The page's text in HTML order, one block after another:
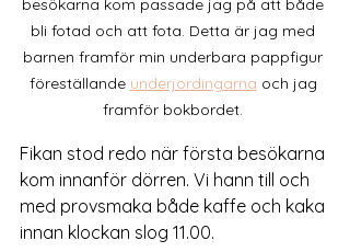
besökarna kom passade jag på att både
bli fotad och att fota. Detta är jag med
barnen framför min underbara pappfigur
föreställande underjordingarna och jag
framför bokbordet.
Fikan stod redo när första besökarna
kom innanför dörren. Vi hann till och
med provsmaka både kaffe och kaka
innan klockan slog 11.00.